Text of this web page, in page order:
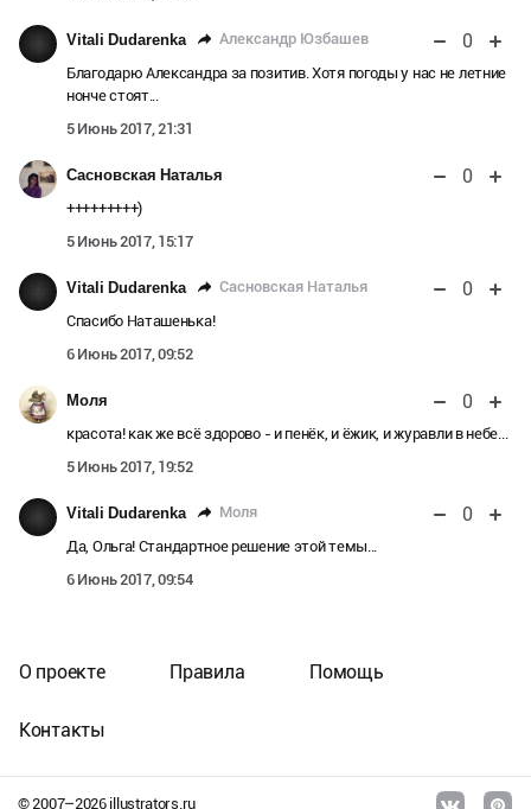
Vitali Dudarenka Александр Юзбашев 0
Благодарю Александра за позитив. Хотя погоды у нас не летние
нонче стоят...
5 Июнь 2017, 21:31
Сасновская Наталья 0
+++++++++)
5 Июнь 2017, 15:17
Vitali Dudarenka Сасновская Наталья 0
Спасибо Наташенька!
6 Июнь 2017, 09:52
Моля 0
красота! как же всё здорово - и пенёк, и ёжик, и журавли в небе...
5 Июнь 2017, 19:52
Vitali Dudarenka Моля 0
Да, Ольга! Стандартное решение этой темы...
6 Июнь 2017, 09:54
© 2007–2026illustrators.ru
О проекте Правила Помощь
Контакты